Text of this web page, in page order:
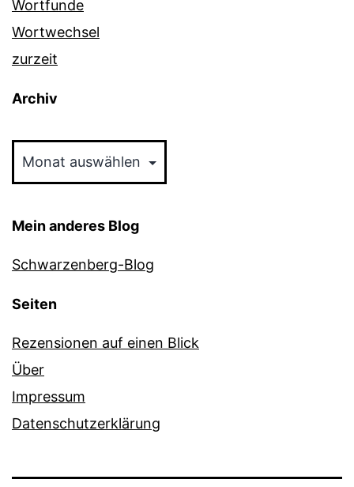
Wortfunde
Wortwechsel
zurzeit
Archiv
Mein anderes Blog
Schwarzenberg-Blog
Seiten
Rezensionen auf einen Blick
Über
Impressum
Datenschutzerklärung